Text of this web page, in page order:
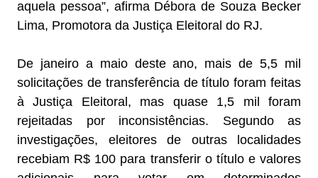
aquela pessoa”, afirma Débora de Souza Becker
Lima, Promotora da Justiça Eleitoral do RJ.
De janeiro a maio deste ano, mais de 5,5 mil
solicitações de transferência de título foram feitas
à Justiça Eleitoral, mas quase 1,5 mil foram
rejeitadas por inconsistências. Segundo as
investigações, eleitores de outras localidades
recebiam R$ 100 para transferir o título e valores